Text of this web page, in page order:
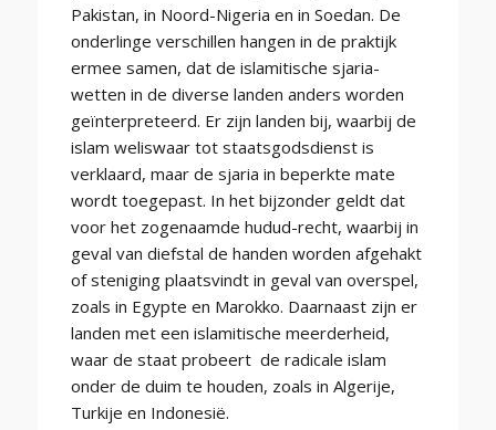
Pakistan, in Noord-Nigeria en in Soedan. De
onderlinge verschillen hangen in de praktijk
ermee samen, dat de islamitische sjaria-
wetten in de diverse landen anders worden
geïnterpreteerd. Er zijn landen bij, waarbij de
islam weliswaar tot staatsgodsdienst is
verklaard, maar de sjaria in beperkte mate
wordt toegepast. In het bijzonder geldt dat
voor het zogenaamde hudud-recht, waarbij in
geval van diefstal de handen worden afgehakt
of steniging plaatsvindt in geval van overspel,
zoals in Egypte en Marokko. Daarnaast zijn er
landen met een islamitische meerderheid,
waar de staat probeert de radicale islam
onder de duim te houden, zoals in Algerije,
Turkije en Indonesië.